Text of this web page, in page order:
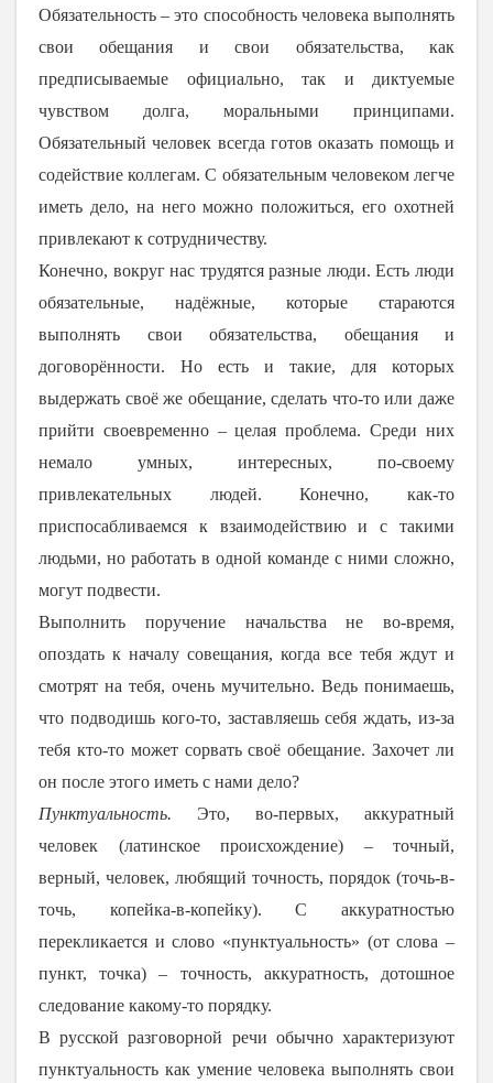
Обязательность – это способность человека выполнять
свои обещания и свои обязательства, как
предписываемые официально, так и диктуемые
чувством долга, моральными принципами.
Обязательный человек всегда готов оказать помощь и
содействие коллегам. С обязательным человеком легче
иметь дело, на него можно положиться, его охотней
привлекают к сотрудничеству.
Конечно, вокруг нас трудятся разные люди. Есть люди
обязательные, надёжные, которые стараются
выполнять свои обязательства, обещания и
договорённости. Но есть и такие, для которых
выдержать своё же обещание, сделать что-то или даже
прийти своевременно – целая проблема. Среди них
немало умных, интересных, по-своему
привлекательных людей. Конечно, как-то
приспосабливаемся к взаимодействию и с такими
людьми, но работать в одной команде с ними сложно,
могут подвести.
Выполнить поручение начальства не во-время,
опоздать к началу совещания, когда все тебя ждут и
смотрят на тебя, очень мучительно. Ведь понимаешь,
что подводишь кого-то, заставляешь себя ждать, из-за
тебя кто-то может сорвать своё обещание. Захочет ли
он после этого иметь с нами дело?
Пунктуальность. Это, во-первых, аккуратный
человек (латинское происхождение) – точный,
верный, человек, любящий точность, порядок (точь-в-
точь, копейка-в-копейку). С аккуратностью
перекликается и слово «пунктуальность» (от слова –
пункт, точка) – точность, аккуратность, дотошное
следование какому-то порядку.
В русской разговорной речи обычно характеризуют
пунктуальность как умение человека выполнять свои